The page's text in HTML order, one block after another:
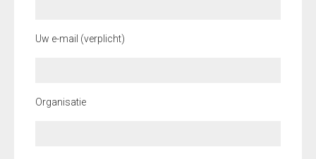
Uw e-mail (verplicht)
Organisatie